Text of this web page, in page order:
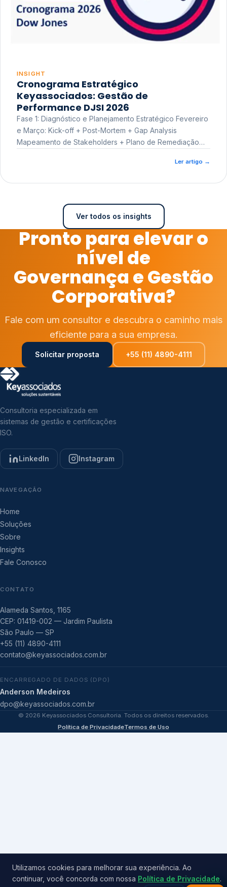
INSIGHT
Cronograma Estratégico
Keyassociados: Gestão de
Performance DJSI 2026
Fase 1: Diagnóstico e Planejamento Estratégico Fevereiro
e Março: Kick-off + Post-Mortem + Gap Analysis
Mapeamento de Stakeholders + Plano de Remediação
Ler artigo →
Ver todos os insights
Pronto para elevar o
nível de
Governança e Gestão
Corporativa?
Fale com um consultor e descubra o caminho mais
eficiente para a sua empresa.
Solicitar proposta +55 (11) 4890-4111
Consultoria especializada em
sistemas de gestão e certificações
ISO.
LinkedIn Instagram
NAVEGAÇÃO
Home
Soluções
Sobre
Insights
Fale Conosco
CONTATO
Alameda Santos, 1165
CEP: 01419-002 — Jardim Paulista
São Paulo — SP
+55 (11) 4890-4111
contato@keyassociados.com.br
ENCARREGADO DE DADOS (DPO)
Anderson Medeiros
dpo@keyassociados.com.br
© 2026 Keyassociados Consultoria. Todos os direitos reservados.
Política de PrivacidadeTermos de Uso
Utilizamos cookies para melhorar sua experiência. Ao
continuar, você concorda com nossa Política de Privacidade.